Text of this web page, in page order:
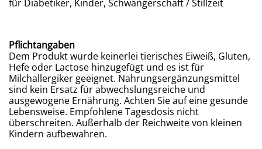
für Diabetiker, Kinder, Schwangerschaft / Stillzeit
Pflichtangaben
Dem Produkt wurde keinerlei tierisches Eiweiß, Gluten,
Hefe oder Lactose hinzugefügt und es ist für
Milchallergiker geeignet. Nahrungsergänzungsmittel
sind kein Ersatz für abwechslungsreiche und
ausgewogene Ernährung. Achten Sie auf eine gesunde
Lebensweise. Empfohlene Tagesdosis nicht
überschreiten. Außerhalb der Reichweite von kleinen
Kindern aufbewahren.